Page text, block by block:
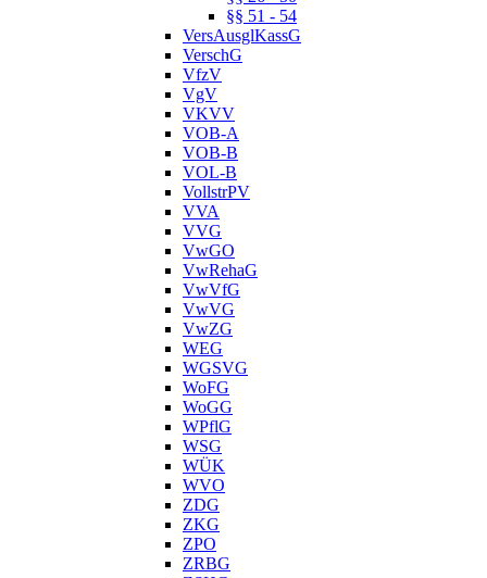
§§ 51 - 54
VersAusglKassG
VerschG
VfzV
VgV
VKVV
VOB-A
VOB-B
VOL-B
VollstrPV
VVA
VVG
VwGO
VwRehaG
VwVfG
VwVG
VwZG
WEG
WGSVG
WoFG
WoGG
WPflG
WSG
WÜK
WVO
ZDG
ZKG
ZPO
ZRBG